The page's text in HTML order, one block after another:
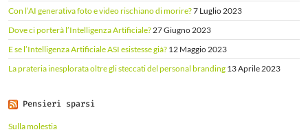
Con l’AI generativa foto e video rischiano di morire?7 Luglio 2023
Dove ci porterà l’Intelligenza Artificiale?27 Giugno 2023
E se l’Intelligenza Artificiale ASI esistesse già? 12 Maggio 2023
La prateria inesplorata oltre gli steccati del personal branding 13 Aprile 2023
Pensieri sparsi
Sulla molestia